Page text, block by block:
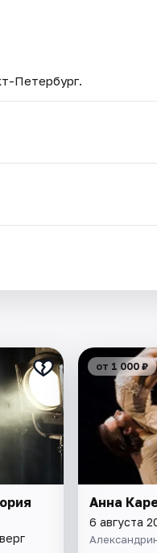
Петербург.
от 1 000 ₽
Анна
6 августа